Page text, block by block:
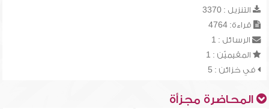
التنزيل : 3370
قراءة: 4764
الرسائل : 1
المقيميّن : 1
في خزائن : 5
المحاضرة مجزأة